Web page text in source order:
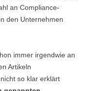
an Compliance-
den Unternehmen
immer irgendwie an
Artikeln
so klar erklärt